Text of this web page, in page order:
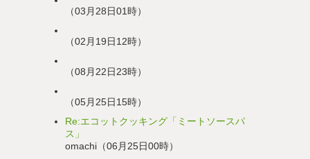
（03月28日01時）
（02月19日12時）
（08月22日23時）
（05月25日15時）
Re:エコットクッキング「ミートソースパ
ス」
omachi（06月25日00時）